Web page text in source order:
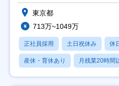
東京都
713万~1049万
正社員採用 土日祝休み 休
産休・育休あり 月残業20時間